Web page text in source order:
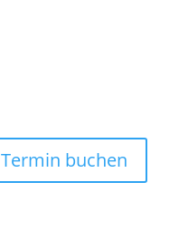
Termin buchen